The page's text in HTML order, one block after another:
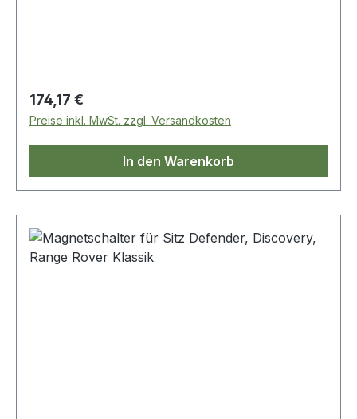
Regulärer Preis:
174,17 €
Preise inkl. MwSt. zzgl. Versandkosten
In den Warenkorb